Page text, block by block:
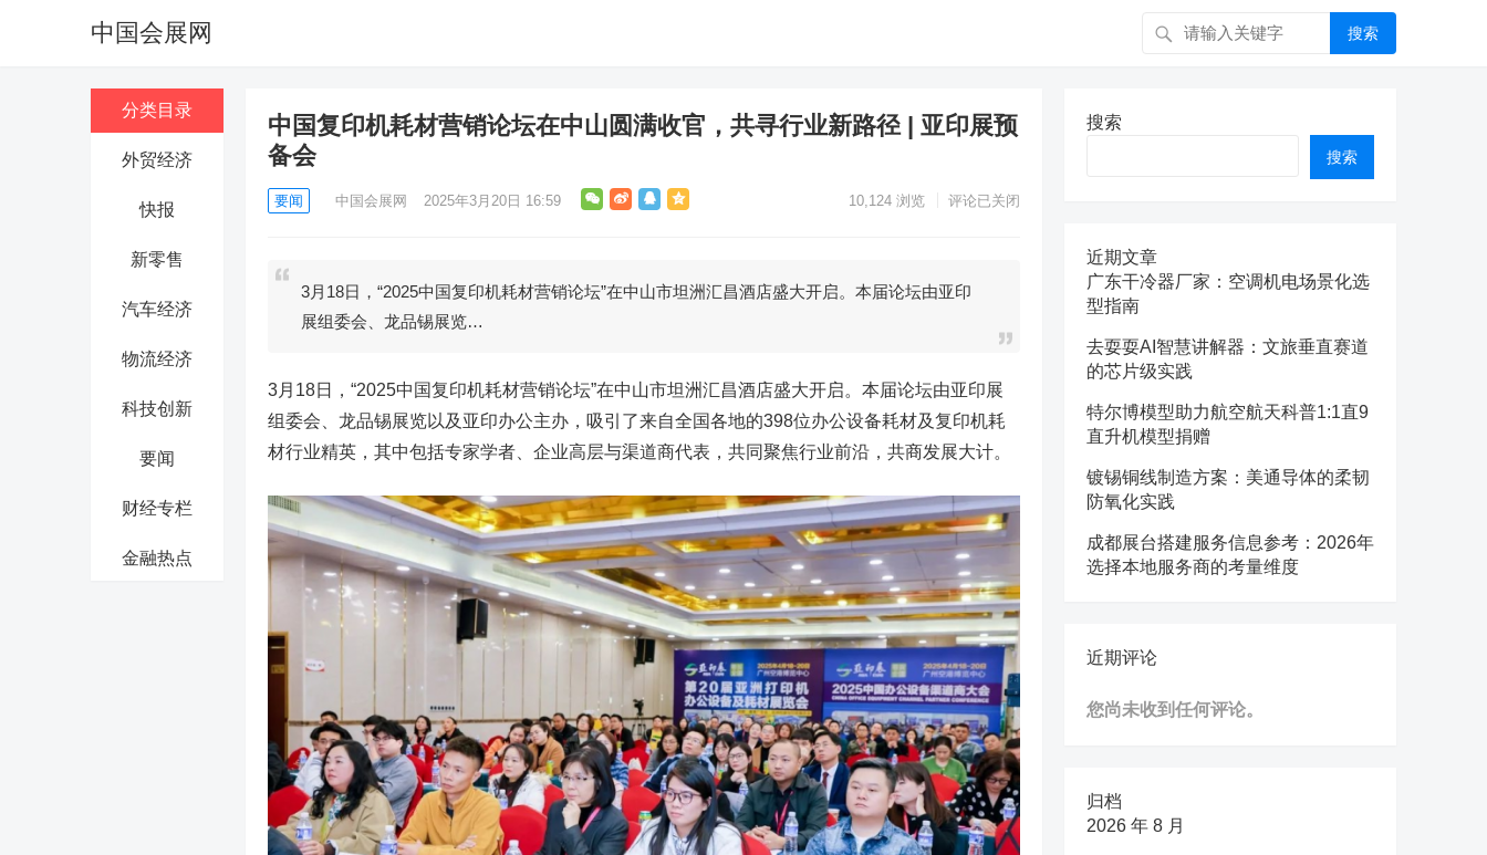
中国会展网 搜索
分类目录
外贸经济
快报
新零售
汽车经济
物流经济
科技创新
要闻
财经专栏
金融热点
中国复印机耗材营销论坛在中山圆满收官，共寻行业新路径 | 亚印展预
备会
要闻 中国会展网 2025年3月20日 16:59 10,124 浏览 评论已关闭
3月18日，“2025中国复印机耗材营销论坛”在中山市坦洲汇昌酒店盛大开启。本届论坛由亚印
展组委会、龙品锡展览…
3月18日，“2025中国复印机耗材营销论坛”在中山市坦洲汇昌酒店盛大开启。本届论坛由亚印展
组委会、龙品锡展览以及亚印办公主办，吸引了来自全国各地的398位办公设备耗材及复印机耗
材行业精英，其中包括专家学者、企业高层与渠道商代表，共同聚焦行业前沿，共商发展大计。
搜索
搜索
近期文章
广东干冷器厂家：空调机电场景化选
型指南
去耍耍AI智慧讲解器：文旅垂直赛道
的芯片级实践
特尔博模型助力航空航天科普1:1直9
直升机模型捐赠
镀锡铜线制造方案：美通导体的柔韧
防氧化实践
成都展台搭建服务信息参考：2026年
选择本地服务商的考量维度
近期评论
您尚未收到任何评论。
归档
2026 年 8 月